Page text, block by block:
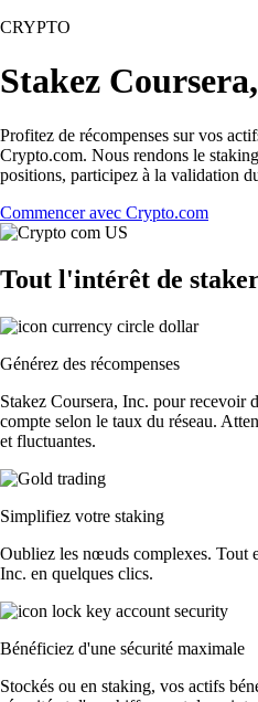
CRYPTO
Stakez
Profitez de récompenses sur vos
Crypto.com. Nous rendons le
positions, participez à la validation
Commencer avec Crypto.com
Tout l'intérêt de
Générez des récompenses
Stakez Coursera, Inc. pour recevoir
compte selon le taux du réseau.
et fluctuantes.
Simplifiez votre staking
Oubliez les nœuds complexes. Tout
Inc. en quelques clics.
Bénéficiez d'une sécurité maximale
Stockés ou en staking, vos actifs